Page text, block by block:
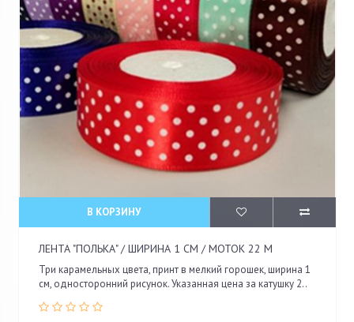
В КОРЗИНУ
ЛЕНТА "ПОЛЬКА" / ШИРИНА 1 СМ / МОТОК 22 М
Три карамельных цвета, принт в мелкий горошек, ширина 1
см, односторонний рисунок. Указанная цена за катушку 2..